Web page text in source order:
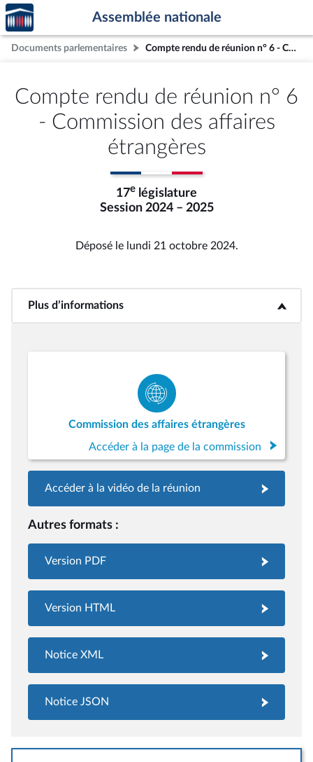
Aller au contenu
Aller en bas de la page
Accèder
à la
page
d'accueil
Assemblée nationale
Documents parlementaires Compte rendu de réunion n° 6 - Commission des affaires étrangères
Compte rendu de réunion n° 6
- Commission des affaires
étrangères
17e législature
Session 2024 – 2025
Déposé le lundi 21 octobre 2024.
Plus d’informations<b>Plus d’informations</b>
Commission des affaires étrangères
Accéder à la page de la commission
Accéder à la vidéo de la réunion
Autres formats :
Version PDF
Version HTML
Notice XML
Notice JSON